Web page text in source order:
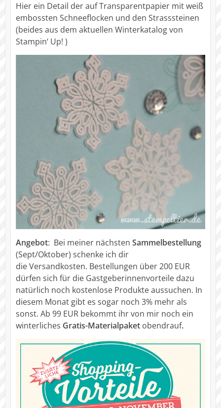
Hier ein Detail der auf Transparentpapier mit weiß
embossten Schneeflocken und den Strasssteinen
(beides aus dem aktuellen Winterkatalog von
Stampin‘ Up! )
Angebot: Bei meiner nächsten Sammelbestellung
(Sept/Oktober) schenke ich dir
die Versandkosten. Bestellungen über 200 EUR
dürfen sich für die Gastgeberinnenvorteile dazu
natürlich noch kostenlose Produkte aussuchen. In
diesem Monat gibt es sogar noch 3% mehr als
sonst. Ab 99 EUR bekommt ihr von mir noch ein
winterliches Gratis-Materialpaket obendrauf.